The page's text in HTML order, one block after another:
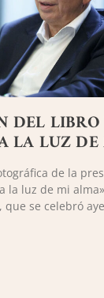
DEL
LA LUZ
de la
la luz de mi
que se celebró